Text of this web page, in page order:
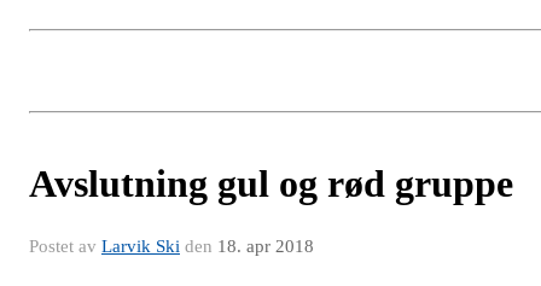
Avslutning gul og rød gruppe
Postet av Larvik Ski den 18. apr 2018